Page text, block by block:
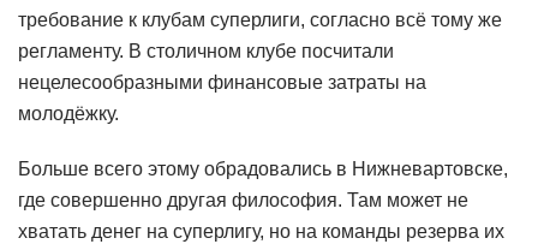
требование к клубам суперлиги, согласно всё тому же
регламенту. В столичном клубе посчитали
нецелесообразными финансовые затраты на
молодёжку.
Больше всего этому обрадовались в Нижневартовске,
где совершенно другая философия. Там может не
хватать денег на суперлигу, но на команды резерва их